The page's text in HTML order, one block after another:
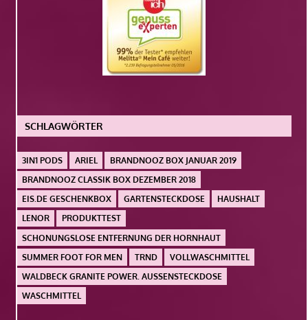
SCHLAGWÖRTER
3IN1 PODS ARIEL
BRANDNOOZ BOX JANUAR 2019
BRANDNOOZ CLASSIK BOX DEZEMBER 2018
EIS.DE GESCHENKBOX
GARTENSTECKDOSE
HAUSHALT
LENOR
PRODUKTTEST
SCHONUNGSLOSE ENTFERNUNG DER HORNHAUT
SUMMER FOOT FOR MEN
TRND
VOLLWASCHMITTEL
WALDBECK GRANITE POWER. AUSSENSTECKDOSE
WASCHMITTEL